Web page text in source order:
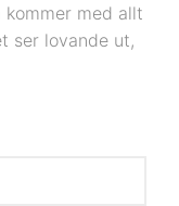
med allt
ser lovande ut,